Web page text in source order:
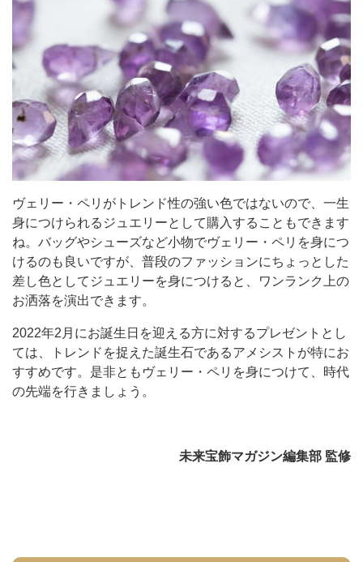
ヴェリー・ペリがトレンド性の強い色ではないので、一生
身につけられるジュエリーとして購入することもできます
ね。バッグやシューズなど小物でヴェリー・ペリを身につ
けるのも良いですが、普段のファッションにちょっとした
差し色としてジュエリーを身につけると、ワンランク上の
お洒落を演出できます。
2022年2月にお誕生日を迎える方に対するプレゼントとし
ては、トレンドを捉えた誕生石であるアメシストが特にお
すすめです。是非ともヴェリー・ペリを身につけて、時代
の先端を行きましょう。
未来宝飾マガジン編集部 監修